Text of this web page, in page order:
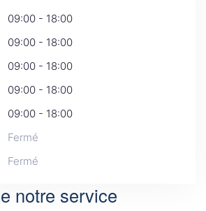
09:00 - 18:00
09:00 - 18:00
09:00 - 18:00
09:00 - 18:00
09:00 - 18:00
Fermé
Fermé
notre service